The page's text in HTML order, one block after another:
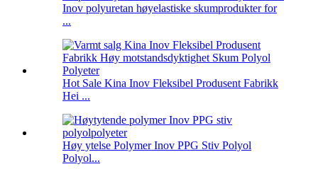
Inov polyuretan høyelastiske skumprodukter for
...
Hot Sale Kina Inov Fleksibel Produsent Fabrikk
Hei ...
Høy ytelse Polymer Inov PPG Stiv Polyol
Polyol...